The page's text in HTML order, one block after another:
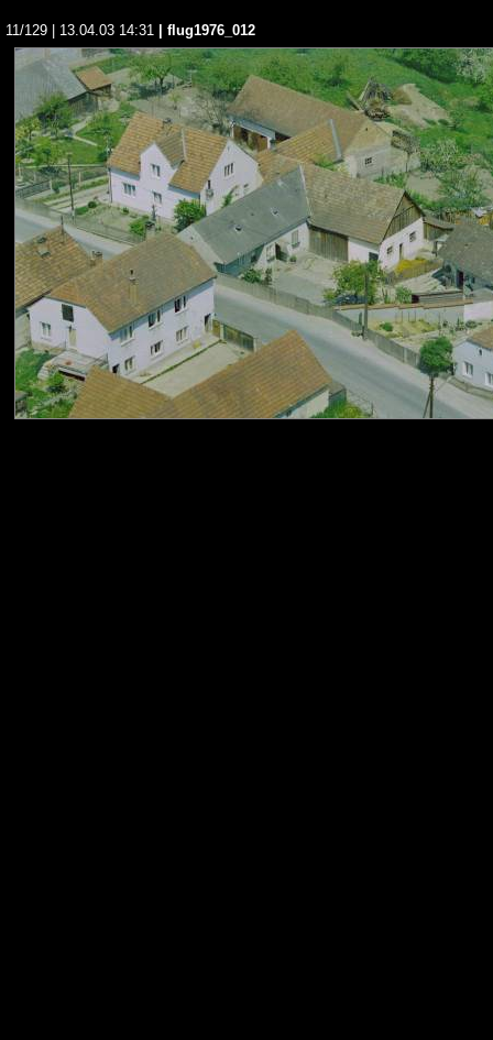
11/129 | 13.04.03 14:31 | flug1976_012